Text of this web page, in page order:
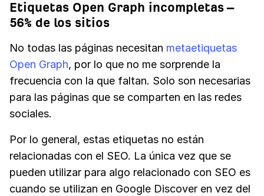
Etiquetas Open Graph incompletas –
56% de los sitios
No todas las páginas necesitan metaetiquetas
Open Graph, por lo que no me sorprende la
frecuencia con la que faltan. Solo son necesarias
para las páginas que se comparten en las redes
sociales.
Por lo general, estas etiquetas no están
relacionadas con el SEO. La única vez que se
pueden utilizar para algo relacionado con SEO es
cuando se utilizan en Google Discover en vez del